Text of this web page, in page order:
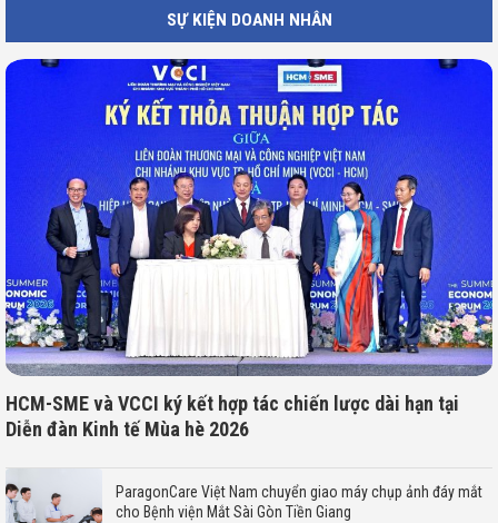
SỰ KIỆN DOANH NHÂN
HCM-SME và VCCI ký kết hợp tác chiến lược dài hạn tại
Diễn đàn Kinh tế Mùa hè 2026
ParagonCare Việt Nam chuyển giao máy chụp ảnh đáy mắt
cho Bệnh viện Mắt Sài Gòn Tiền Giang